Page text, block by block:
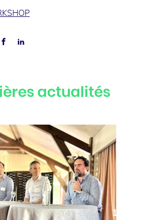
FacebookLinkedin
actualités
10